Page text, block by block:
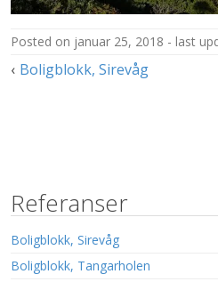
posted on januar 25, 2018 last
Boligblokk, Sirevåg
Referanser
Boligblokk, Sirevåg
Boligblokk, Tangarholen